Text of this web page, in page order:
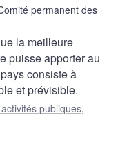
permanent des
la meilleure
puisse apporter au
consiste à
et prévisible.
publiques,